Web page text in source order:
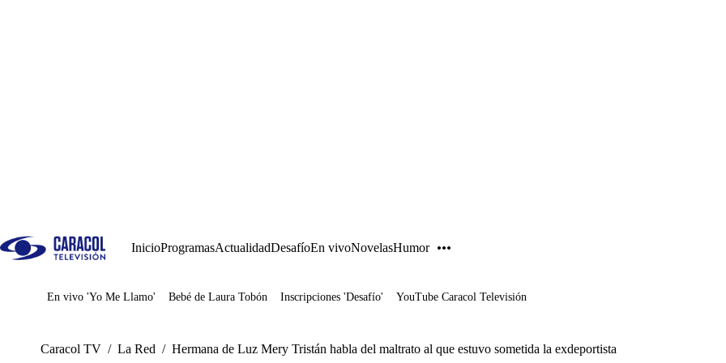
InicioProgramasActualidadDesafíoEn vivoNovelasHumor
Juegos
En vivo 'Yo Me Llamo' Bebé de Laura Tobón Inscripciones 'Desafío' YouTube Caracol Televisión
Caracol TV / La Red / Hermana de Luz Mery Tristán habla del maltrato al que estuvo sometida la exdeportista